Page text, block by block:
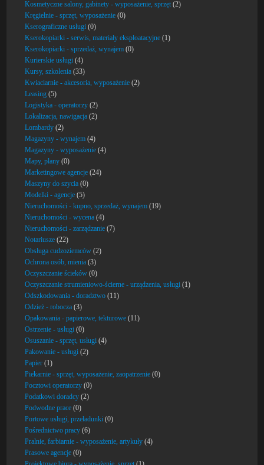
Kosmetyczne salony, gabinety - wyposażenie, sprzęt (2)
Kręgielnie - sprzęt, wyposażenie (0)
Kserograficzne usługi (0)
Kserokopiarki - serwis, materiały eksploatacyjne (1)
Kserokopiarki - sprzedaż, wynajem (0)
Kurierskie usługi (4)
Kursy, szkolenia (33)
Kwiaciarnie - akcesoria, wyposażenie (2)
Leasing (5)
Logistyka - operatorzy (2)
Lokalizacja, nawigacja (2)
Lombardy (2)
Magazyny - wynajem (4)
Magazyny - wyposażenie (4)
Mapy, plany (0)
Marketingowe agencje (24)
Maszyny do szycia (0)
Modelki - agencje (5)
Nieruchomości - kupno, sprzedaż, wynajem (19)
Nieruchomości - wycena (4)
Nieruchomości - zarządzanie (7)
Notariusze (22)
Obsługa cudzoziemców (2)
Ochrona osób, mienia (3)
Oczyszczanie ścieków (0)
Oczyszczanie strumieniowo-ścierne - urządzenia, usługi (1)
Odszkodowania - doradztwo (11)
Odzież - robocza (3)
Opakowania - papierowe, tekturowe (11)
Ostrzenie - usługi (0)
Osuszanie - sprzęt, usługi (4)
Pakowanie - usługi (2)
Papier (1)
Piekarnie - sprzęt, wyposażenie, zaopatrzenie (0)
Pocztowi operatorzy (0)
Podatkowi doradcy (2)
Podwodne prace (0)
Portowe usługi, przeładunki (0)
Pośrednictwo pracy (6)
Pralnie, farbiarnie - wyposażenie, artykuły (4)
Prasowe agencje (0)